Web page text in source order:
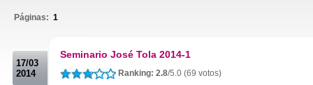
Páginas: 1
17/03
2014
Seminario José Tola 2014-1
Ranking: 2.8/5.0 (69 votos)